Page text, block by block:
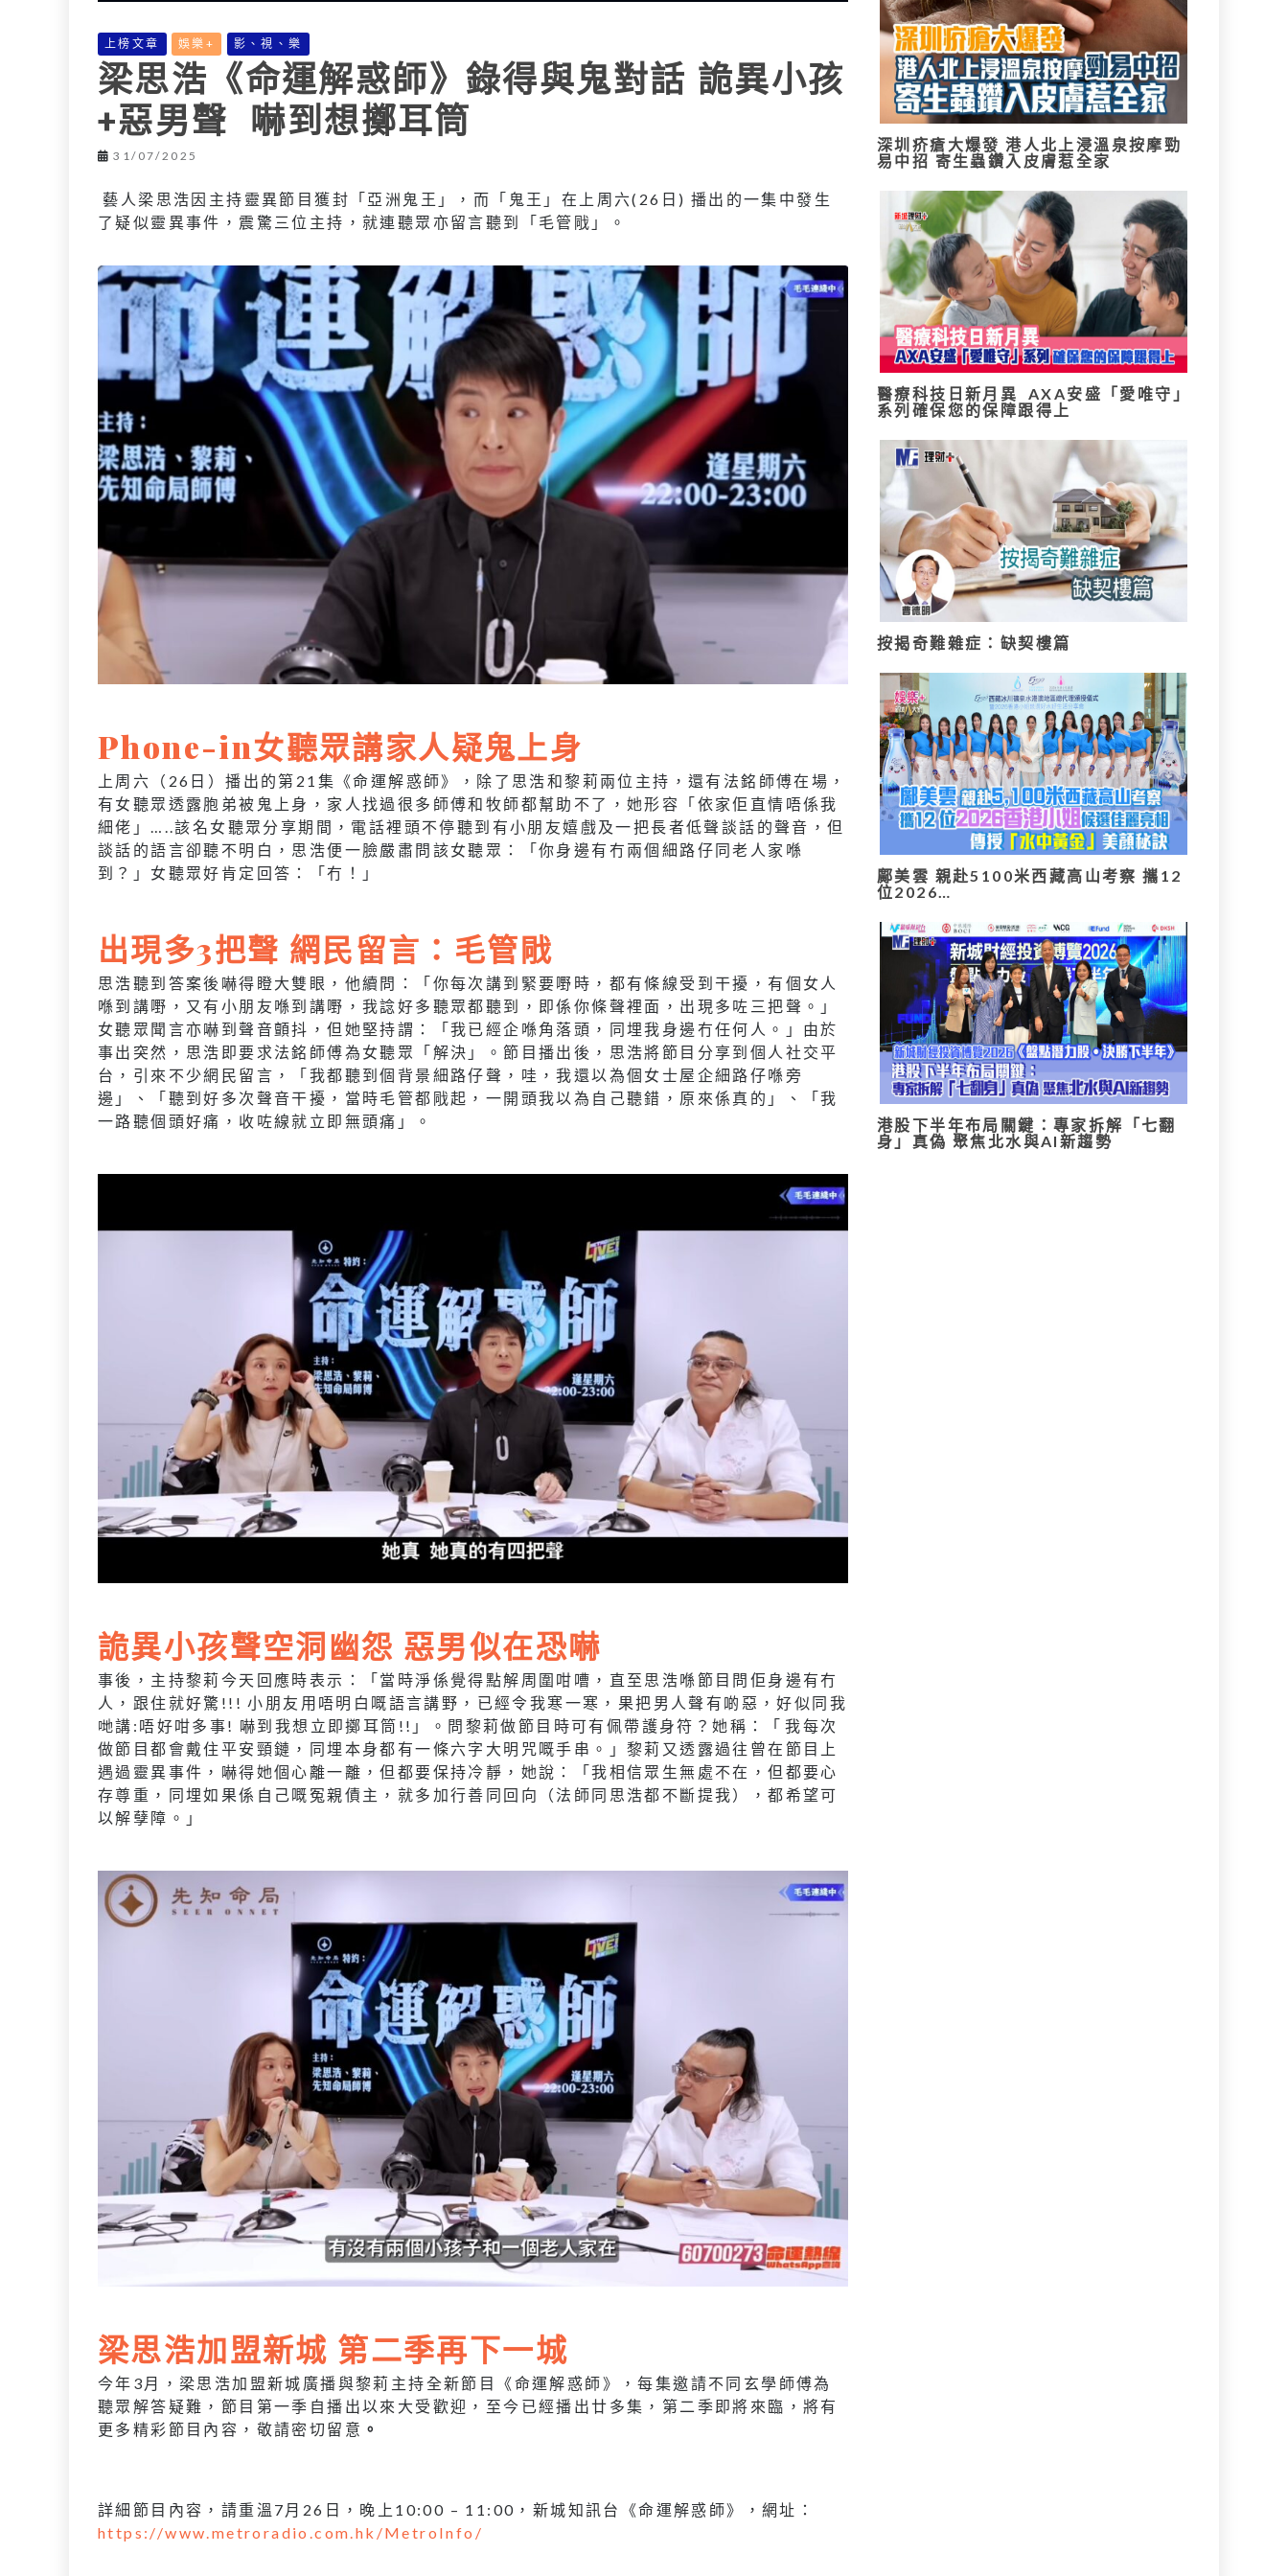
上榜文章 娛樂+ 影、視、樂
梁思浩《命運解惑師》錄得與鬼對話 詭異小孩
+惡男聲 嚇到想擲耳筒
31/07/2025
藝人梁思浩因主持靈異節目獲封「亞洲鬼王」，而「鬼王」在上周六(26日) 播出的一集中發生
了疑似靈異事件，震驚三位主持，就連聽眾亦留言聽到「毛管戙」。
Phone-in女聽眾講家人疑鬼上身
上周六（26日）播出的第21集《命運解惑師》，除了思浩和黎莉兩位主持，還有法銘師傅在場，
有女聽眾透露胞弟被鬼上身，家人找過很多師傅和牧師都幫助不了，她形容「依家佢直情唔係我
細佬」…..該名女聽眾分享期間，電話裡頭不停聽到有小朋友嬉戲及一把長者低聲談話的聲音，但
談話的語言卻聽不明白，思浩便一臉嚴肅問該女聽眾：「你身邊有冇兩個細路仔同老人家喺
到？」女聽眾好肯定回答：「冇！」
出現多3把聲 網民留言：毛管戙
思浩聽到答案後嚇得瞪大雙眼，他續問：「你每次講到緊要嘢時，都有條線受到干擾，有個女人
喺到講嘢，又有小朋友喺到講嘢，我諗好多聽眾都聽到，即係你條聲裡面，出現多咗三把聲。」
女聽眾聞言亦嚇到聲音顫抖，但她堅持謂：「我已經企喺角落頭，同埋我身邊冇任何人。」由於
事出突然，思浩即要求法銘師傅為女聽眾「解決」。節目播出後，思浩將節目分享到個人社交平
台，引來不少網民留言，「我都聽到個背景細路仔聲，哇，我還以為個女士屋企細路仔喺旁
邊」、「聽到好多次聲音干擾，當時毛管都戙起，一開頭我以為自己聽錯，原來係真的」、「我
一路聽個頭好痛，收咗線就立即無頭痛」。
詭異小孩聲空洞幽怨 惡男似在恐嚇
事後，主持黎莉今天回應時表示：「當時淨係覺得點解周圍咁嘈，直至思浩喺節目問佢身邊有冇
人，跟住就好驚!!! 小朋友用唔明白嘅語言講野，已經令我寒一寒，果把男人聲有啲惡，好似同我
哋講:唔好咁多事! 嚇到我想立即擲耳筒!!」。問黎莉做節目時可有佩帶護身符？她稱：「⁠我每次
做節目都會戴住平安頸鏈，同埋本身都有一條六字大明咒嘅手串。」黎莉又透露過往曾在節目上
遇過靈異事件，嚇得她個心離一離，但都要保持冷靜，她說：「我相信眾生無處不在，但都要心
存尊重，同埋如果係自己嘅冤親債主，就多加行善同回向（法師同思浩都不斷提我），都希望可
以解孽障。」
梁思浩加盟新城 第二季再下一城
今年3月，梁思浩加盟新城廣播與黎莉主持全新節目《命運解惑師》，每集邀請不同玄學師傅為
聽眾解答疑難，節目第一季自播出以來大受歡迎，至今已經播出廿多集，第二季即將來臨，將有
更多精彩節目內容，敬請密切留意 。
詳細節目內容，請重溫7月26日，晚上10:00 – 11:00，新城知訊台《命運解惑師》，網址：
https://www.metroradio.com.hk/MetroInfo/
深圳疥瘡大爆發 港人北上浸溫泉按摩勁
易中招 寄生蟲鑽入皮膚惹全家
醫療科技日新月異 AXA安盛「愛唯守」
系列確保您的保障跟得上
按揭奇難雜症：缺契樓篇
鄺美雲 親赴5100米西藏高山考察 攜12
位2026…
港股下半年布局關鍵：專家拆解「七翻
身」真偽 聚焦北水與AI新趨勢